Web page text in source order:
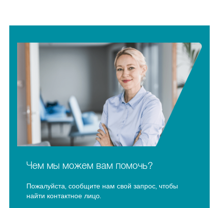
Чем мы можем вам помочь?
Пожалуйста, сообщите нам свой запрос, чтобы
найти контактное лицо.